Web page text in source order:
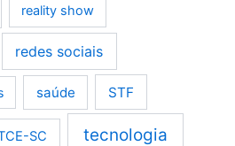
reality show
redes sociais
saúde STF
SC tecnologia